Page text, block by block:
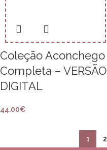
Coleção Aconchego
Completa – VERSÃO
DIGITAL
44.00€
1 2